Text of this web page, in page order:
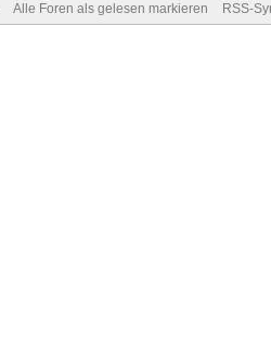
Alle Foren als gelesen markieren RSS-